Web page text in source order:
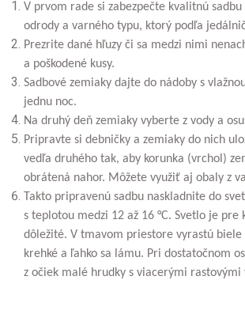
V prvom rade si zabezpečte kvalitnú sadbu
odrody a varného typu, ktorý podľa
Prezrite dané hľuzy či sa medzi nimi
a poškodené kusy.
Sadbové zemiaky dajte do nádoby s
jednu noc.
Na druhý deň zemiaky vyberte z vody a
Pripravte si debničky a zemiaky do nich
vedľa druhého tak, aby korunka (vrchol)
obrátená nahor. Môžete využiť aj obaly z
Takto pripravenú sadbu naskladnite do
s teplotou medzi 12 až 16 °C. Svetlo je pre
dôležité. V tmavom priestore vyrastú biele
krehké a ľahko sa lámu. Pri dostatočnom
z očiek malé hrudky s viacerými rastovými